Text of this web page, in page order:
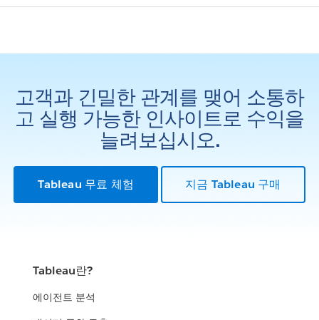
고객과 긴밀한 관계를 맺어 소통하
고 실행 가능한 인사이트로 수익을
늘려보십시오.
Tableau 무료 체험 지금 Tableau 구매
Tableau란?
에이전트 분석